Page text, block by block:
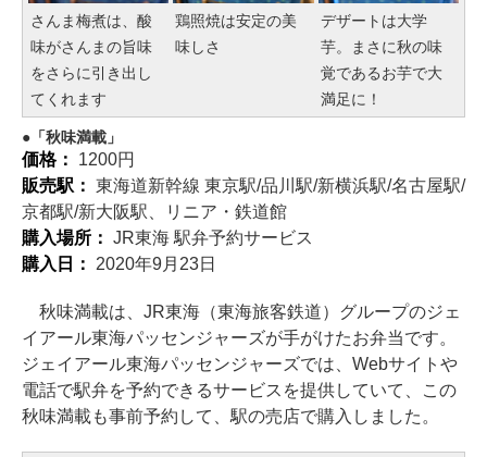
さんま梅煮は、酸
味がさんまの旨味
をさらに引き出し
てくれます
鶏照焼は安定の美
味しさ
デザートは大学
芋。まさに秋の味
覚であるお芋で大
満足に！
「秋味満載」
価格： 1200円
販売駅： 東海道新幹線 東京駅/品川駅/新横浜駅/名古屋駅/
京都駅/新大阪駅、リニア・鉄道館
購入場所： JR東海 駅弁予約サービス
購入日： 2020年9月23日
秋味満載は、JR東海（東海旅客鉄道）グループのジェ
イアール東海パッセンジャーズが手がけたお弁当です。
ジェイアール東海パッセンジャーズでは、Webサイトや
電話で駅弁を予約できるサービスを提供していて、この
秋味満載も事前予約して、駅の売店で購入しました。